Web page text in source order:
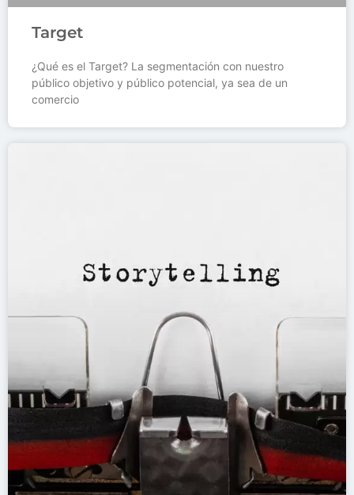
Target
¿Qué es el Target? La segmentación con nuestro
público objetivo y público potencial, ya sea de un
comercio